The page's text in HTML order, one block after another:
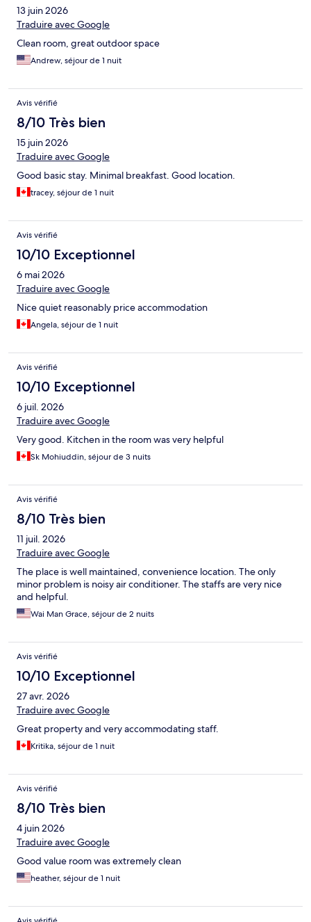
13 juin 2026
Traduire avec Google
Clean room, great outdoor space
Andrew, séjour de 1 nuit
Avis vérifié
8/10 Très bien
15 juin 2026
Traduire avec Google
Good basic stay. Minimal breakfast. Good location.
tracey, séjour de 1 nuit
Avis vérifié
10/10 Exceptionnel
6 mai 2026
Traduire avec Google
Nice quiet reasonably price accommodation
Angela, séjour de 1 nuit
Avis vérifié
10/10 Exceptionnel
6 juil. 2026
Traduire avec Google
Very good. Kitchen in the room was very helpful
Sk Mohiuddin, séjour de 3 nuits
Avis vérifié
8/10 Très bien
11 juil. 2026
Traduire avec Google
The place is well maintained, convenience location. The only
minor problem is noisy air conditioner. The staffs are very nice
and helpful.
Wai Man Grace, séjour de 2 nuits
Avis vérifié
10/10 Exceptionnel
27 avr. 2026
Traduire avec Google
Great property and very accommodating staff.
Kritika, séjour de 1 nuit
Avis vérifié
8/10 Très bien
4 juin 2026
Traduire avec Google
Good value room was extremely clean
heather, séjour de 1 nuit